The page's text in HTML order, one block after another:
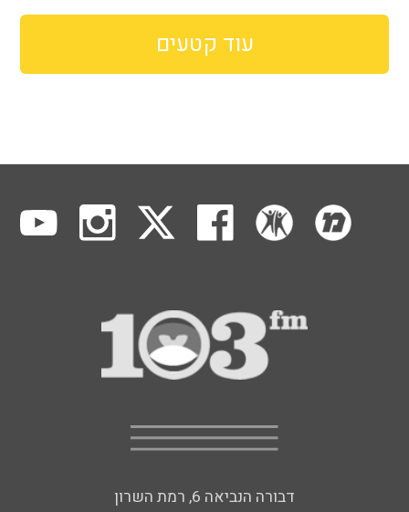
עוד קטעים
דבורה הנביאה 6, רמת השרון